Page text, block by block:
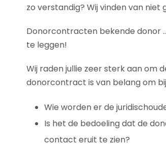
zo verstandig? Wij vinden van
Donorcontracten bekende donor
te leggen!
Wij raden jullie zeer sterk aan om
donorcontract is van belang om
Wie worden er de
Is het de bedoeling dat de
contact eruit te zien?